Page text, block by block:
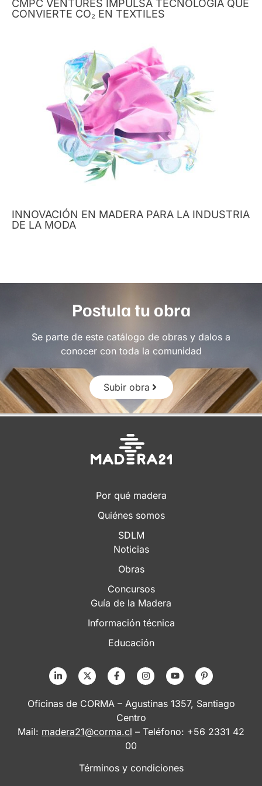
CMPC VENTURES IMPULSA TECNOLOGÍA QUE
CONVIERTE CO₂ EN TEXTILES
INNOVACIÓN EN MADERA PARA LA INDUSTRIA
DE LA MODA
Postula tu obra
Se parte de este catálogo de obras y dalos a
conocer con toda la comunidad
Subir obra
Por qué madera
Quiénes somos
SDLM
Noticias
Obras
Concursos
Guía de la Madera
Información técnica
Educación
Oficinas de CORMA – Agustinas 1357, Santiago
Centro
Mail: madera21@corma.cl – Teléfono: +56 2331 42
00
Términos y condiciones